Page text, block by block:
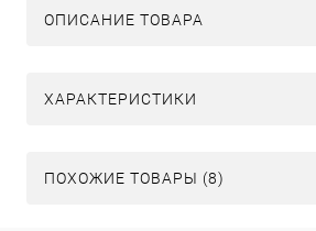
ОПИСАНИЕ ТОВАРА
ХАРАКТЕРИСТИКИ
ПОХОЖИЕ ТОВАРЫ (8)